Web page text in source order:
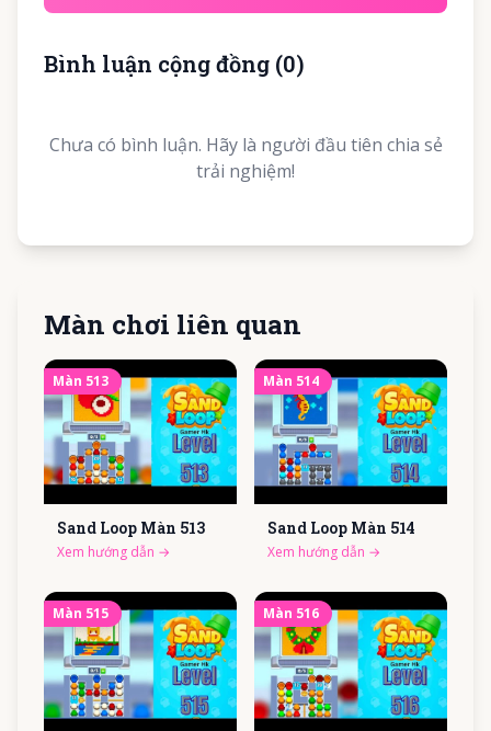
Bình luận cộng đồng (0)
Chưa có bình luận. Hãy là người đầu tiên chia sẻ
trải nghiệm!
Màn chơi liên quan
Màn 513
Sand Loop Màn 513
Xem hướng dẫn →
Màn 514
Sand Loop Màn 514
Xem hướng dẫn →
Màn 515 Màn 516